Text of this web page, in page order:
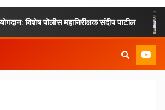
पोलीस महानिरीक्षक संदीप पाटील